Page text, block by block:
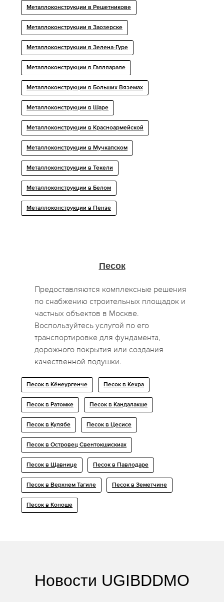
Металлоконструкции в Решетникове
Металлоконструкции в Заозерске
Металлоконструкции в Зелена-Гуре
Металлоконструкции в Галляарале
Металлоконструкции в Больших Вяземах
Металлоконструкции в Шаре
Металлоконструкции в Красноармейской
Металлоконструкции в Мучкапском
Металлоконструкции в Текели
Металлоконструкции в Белом
Металлоконструкции в Пензе
Песок
Предоставляются комплексные решения
по снабжению строительных площадок и
частных объектов в Москве.
Воспользуйтесь услугой по его
транспортировке для фундамента,
дорожного покрытия или создания
качественной подушки.
Песок в Кёнеургенче Песок в Кехра
Песок в Ратомке Песок в Кандалакше
Песок в Кулябе Песок в Цесисе
Песок в Островец Свентокшискиах
Песок в Щавнице Песок в Павлодаре
Песок в Верхнем Тагиле Песок в Земетчине
Песок в Коноше
Новости UGIBDDMO